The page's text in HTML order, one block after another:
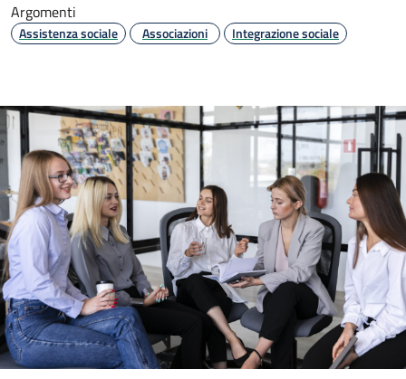
Argomenti
Assistenza sociale Associazioni Integrazione sociale